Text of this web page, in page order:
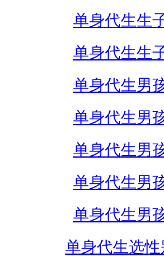
单身代生生
单身代生生
单身代生男
单身代生男
单身代生男
单身代生男
单身代生男
单身代生选性